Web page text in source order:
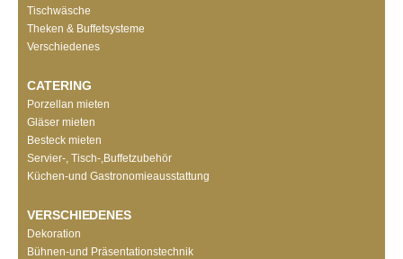
Tischwäsche
Theken & Buffetsysteme
Verschiedenes
CATERING
Porzellan mieten
Gläser mieten
Besteck mieten
Servier-, Tisch-,Buffetzubehör
Küchen-und Gastronomieausstattung
VERSCHIEDENES
Dekoration
Bühnen-und Präsentationstechnik